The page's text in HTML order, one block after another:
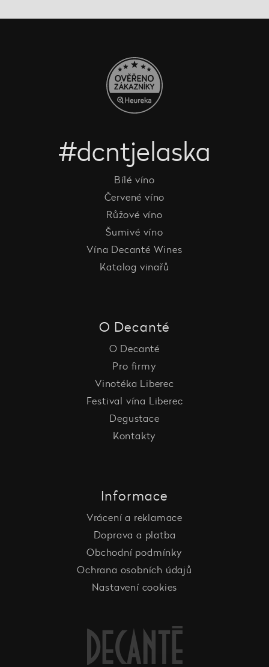
#dcntjelaska
Bílé víno
Červené víno
Růžové víno
Šumivé víno
Vína Decanté Wines
Katalog vinařů
O Decanté
O Decanté
Pro firmy
Vinotéka Liberec
Festival vína Liberec
Degustace
Kontakty
Informace
Vrácení a reklamace
Doprava a platba
Obchodní podmínky
Ochrana osobních údajů
Nastavení cookies